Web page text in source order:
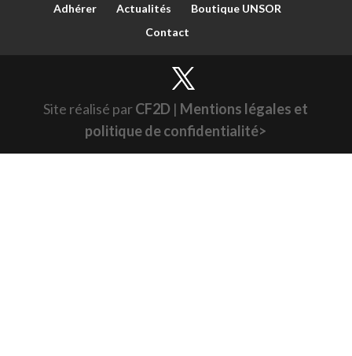
Adhérer
Actualités
Boutique UNSOR
Contact
Site réalisé parCF2D | Mentions légales et
politique de confidentialité>